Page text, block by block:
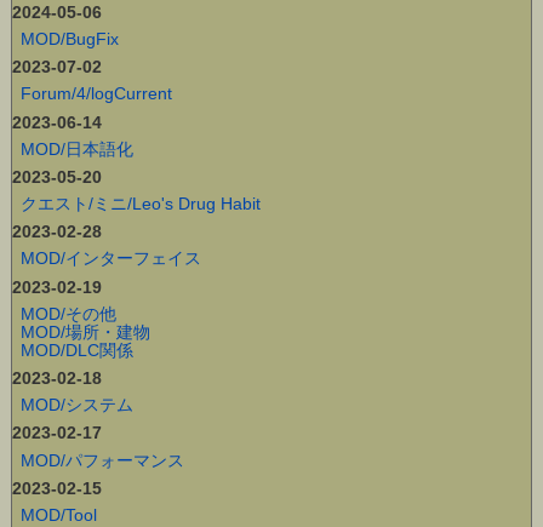
2024-05-06
MOD/BugFix
2023-07-02
Forum/4/logCurrent
2023-06-14
MOD/日本語化
2023-05-20
クエスト/ミニ/Leo's Drug Habit
2023-02-28
MOD/インターフェイス
2023-02-19
MOD/その他
MOD/場所・建物
MOD/DLC関係
2023-02-18
MOD/システム
2023-02-17
MOD/パフォーマンス
2023-02-15
MOD/Tool